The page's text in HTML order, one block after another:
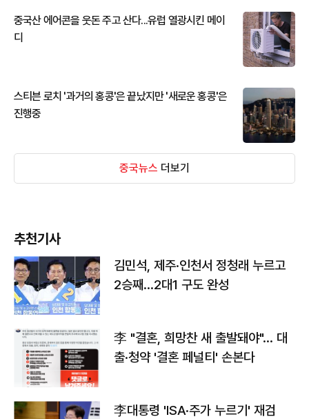
중국산 에어콘을 웃돈 주고 산다...유럽 열광시킨 메이
디
스티븐 로치 '과거의 홍콩'은 끝났지만 '새로운 홍콩'은
진행중
중국뉴스 더보기
추천기사
김민석, 제주·인천서 정청래 누르고
2승째…2대1 구도 완성
李 "결혼, 희망찬 새 출발돼야"… 대
출·청약 '결혼 페널티' 손본다
李대통령 'ISA·주가 누르기' 재검